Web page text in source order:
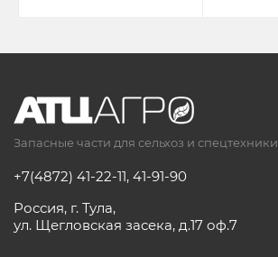
Запасные части для сельхоз и спецтехники
+7(4872) 41-22-11, 41-91-90
Россия, г. Тула,
ул. Щегловская засека, д.17 оф.7